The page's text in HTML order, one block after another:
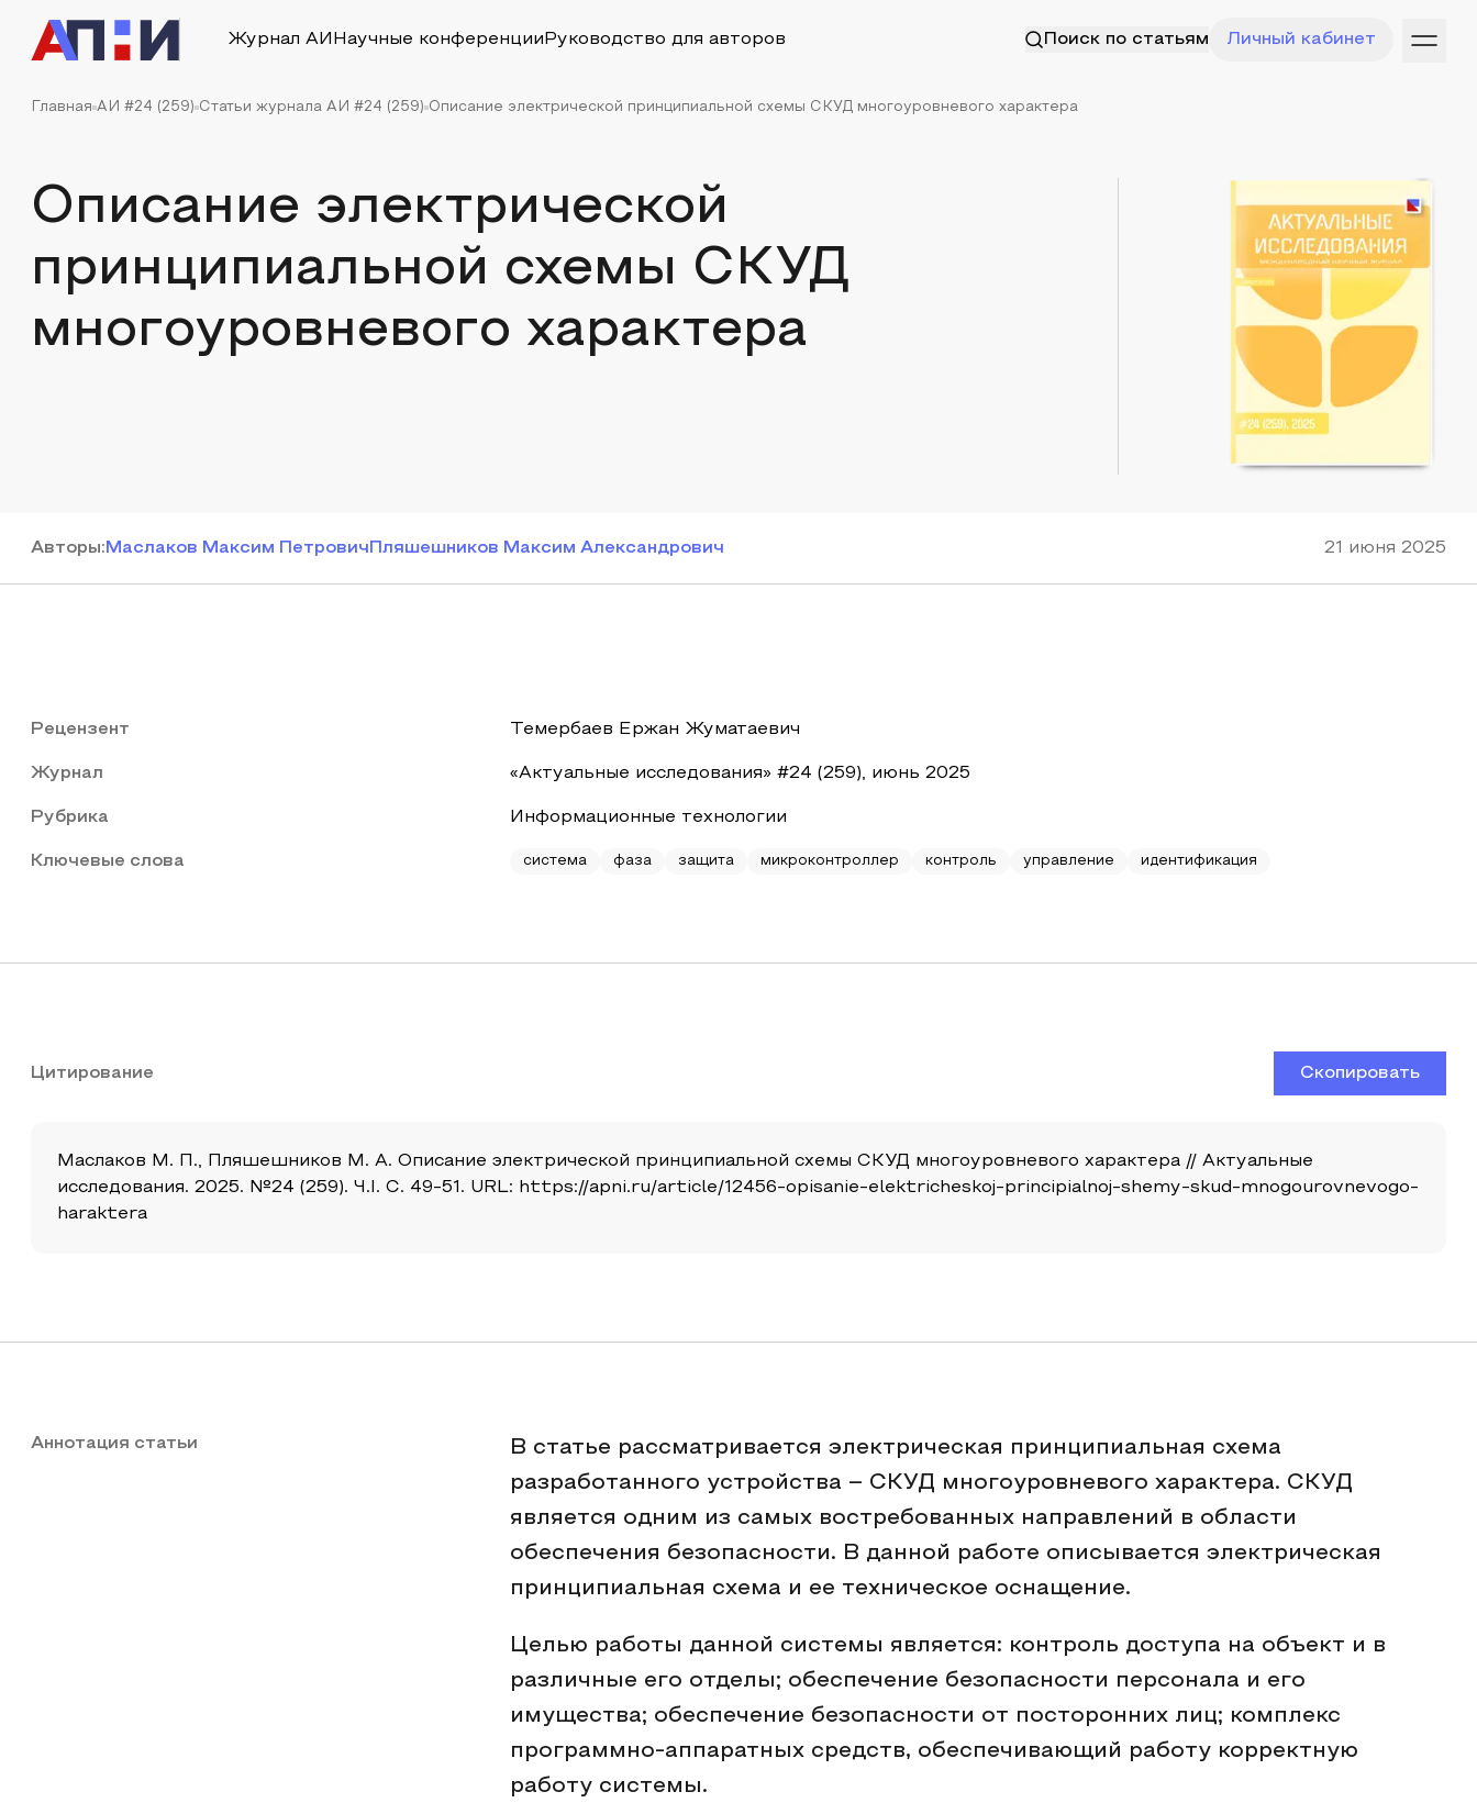
Журнал АИ Научные конференции Руководство для авторов Поиск по статьям Личный кабинет
Главная АИ #24 (259) Статьи журнала АИ #24 (259) Описание электрической принципиальной схемы СКУД многоуровневого характера
Описание электрической
принципиальной схемы СКУД
многоуровневого характера
Авторы: Маслаков Максим Петрович Пляшешников Максим Александрович 21 июня 2025
Рецензент Темербаев Ержан Жуматаевич
Журнал «Актуальные исследования» #24 (259), июнь 2025
Рубрика Информационные технологии
Ключевые слова система фаза защита микроконтроллер контроль управление идентификация
Цитирование Скопировать
Маслаков М. П., Пляшешников М. А. Описание электрической принципиальной схемы СКУД многоуровневого характера // Актуальные
исследования. 2025. №24 (259). Ч.I. С. 49-51. URL: https://apni.ru/article/12456-opisanie-elektricheskoj-principialnoj-shemy-skud-mnogourovnevogo-
haraktera
Аннотация статьи
В статье рассматривается электрическая принципиальная схема
разработанного устройства – СКУД многоуровневого характера. СКУД
является одним из самых востребованных направлений в области
обеспечения безопасности. В данной работе описывается электрическая
принципиальная схема и ее техническое оснащение.
Целью работы данной системы является: контроль доступа на объект и в
различные его отделы; обеспечение безопасности персонала и его
имущества; обеспечение безопасности от посторонних лиц; комплекс
программно-аппаратных средств, обеспечивающий работу корректную
работу системы.